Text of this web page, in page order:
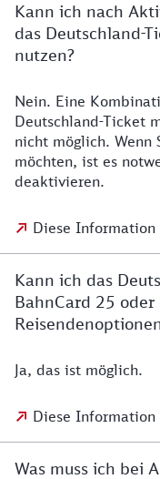
Kann ich nach
das Deutschland-
nutzen?
Nein. Eine
Deutschland-Ticket
nicht möglich. Wenn
möchten, ist es
deaktivieren.
Diese
Kann ich das
BahnCard 25
Ja, das ist möglich.
Diese
Was muss ich bei